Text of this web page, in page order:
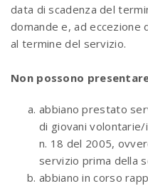
data di scadenza del
domande e, ad eccezione
al termine del servizio.
Non possono
abbiano prestato
di giovani
n. 18 del 2005,
servizio prima della
abbiano in corso